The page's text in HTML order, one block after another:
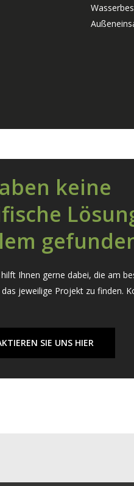
keine
Ihnen gerne dabei, die am
jeweilige Projekt zu finden.
SIE UNS HIER